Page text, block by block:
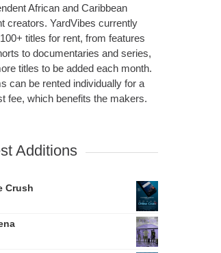
African and Caribbean
creators. YardVibes currently
titles for rent, from features
to documentaries and series,
titles to be added each month.
can be rented individually for a
fee, which benefits the makers.
Additions
Crush